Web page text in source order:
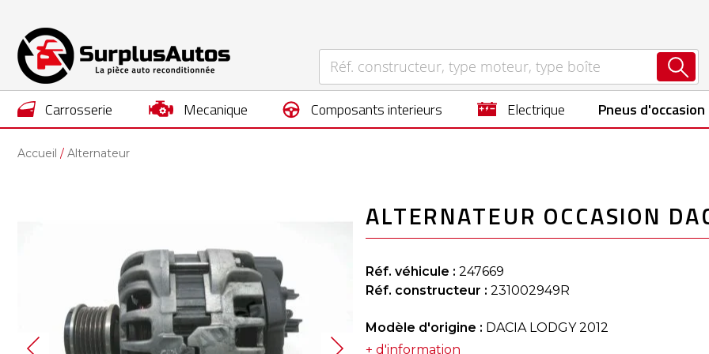
carrosserie mecanique composants interieurs electrique Pneus d'occasion
Accueil Alternateur
ALTERNATEUR OCCASION
Réf. véhicule : 247669
Réf. constructeur : 231002949R
Modèle d'origine : DACIA LODGY 2012
+ d'information